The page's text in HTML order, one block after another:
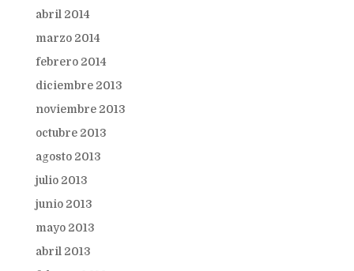
abril 2014
marzo 2014
febrero 2014
diciembre 2013
noviembre 2013
octubre 2013
agosto 2013
julio 2013
junio 2013
mayo 2013
abril 2013